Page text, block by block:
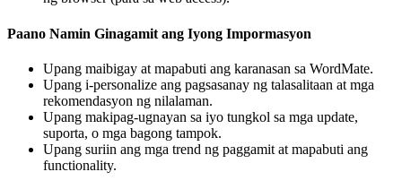
Paano Namin Ginagamit ang Iyong Impormasyon
Upang maibigay at mapabuti ang karanasan sa WordMate.
Upang i-personalize ang pagsasanay ng talasalitaan at mga
rekomendasyon ng nilalaman.
Upang makipag-ugnayan sa iyo tungkol sa mga update,
suporta, o mga bagong tampok.
Upang suriin ang mga trend ng paggamit at mapabuti ang
functionality.